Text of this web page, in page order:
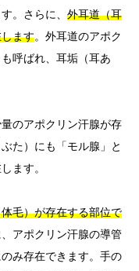
。さらに、 外耳道（耳
ます。外耳道のアポク
呼ばれ、耳垢（耳あ
のアポクリン汗腺が存
た）にも「モル腺」と
ます。
毛）が存在する部位で
アポクリン汗腺の導管
み存在できます。手の